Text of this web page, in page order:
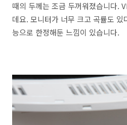
때의 두께는 조금 두꺼워졌습니다.
데요. 모니터가 너무 크고 곡률도 있
능으로 한정해둔 느낌이 있습니다.